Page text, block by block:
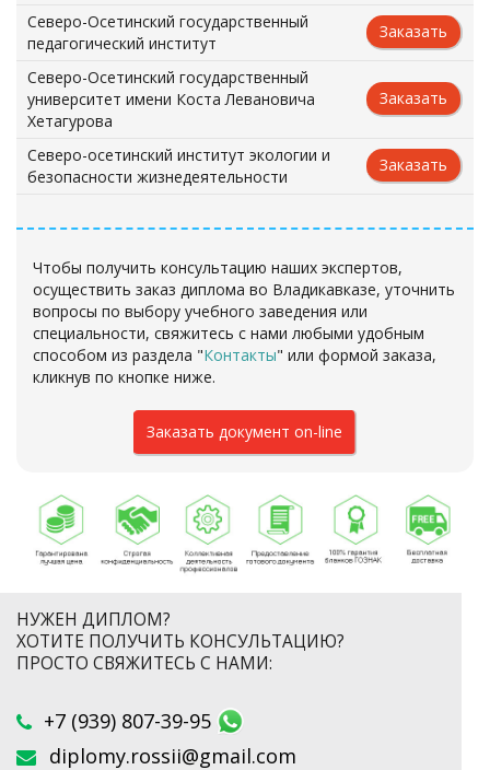
Северо-Осетинский государственный
педагогический институт
Заказать
Северо-Осетинский государственный
университет имени Коста Левановича
Хетагурова
Заказать
Северо-осетинский институт экологии и
безопасности жизнедеятельности
Заказать
Чтобы получить консультацию наших экспертов,
осуществить заказ диплома во Владикавказе, уточнить
вопросы по выбору учебного заведения или
специальности, свяжитесь с нами любыми удобным
способом из раздела "Контакты" или формой заказа,
кликнув по кнопке ниже.
Заказать документ on-line
НУЖЕН ДИПЛОМ?
ХОТИТЕ ПОЛУЧИТЬ КОНСУЛЬТАЦИЮ?
ПРОСТО СВЯЖИТЕСЬ С НАМИ:
+7 (939) 807-39-95
diplomy.rossii@gmail.com